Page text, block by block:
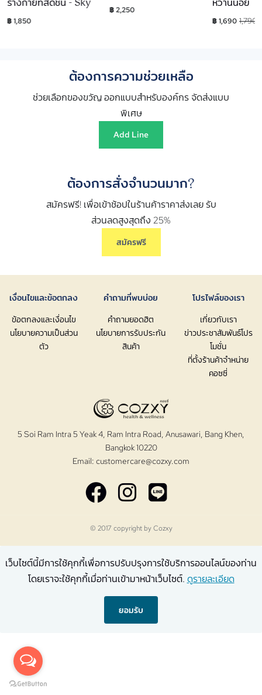
฿ 1,850
฿ 2,250
฿ 1,690 1,790
ต้องการความช่วยเหลือ
ช่วยเลือกของขวัญ ออกแบบสำหรับองค์กร จัดส่งแบบ
พิเศษ
Add Line
ต้องการสั่งจำนวนมาก?
สมัครฟรี! เพื่อเข้าช้อปในร้านค้าราคาส่งเลย รับ
ส่วนลดสูงสุดถึง 25%
สมัครฟรี
เงื่อนไขและข้อตกลง
ข้อตกลงและเงื่อนไข
นโยบายความเป็นส่วน
ตัว
คำถามที่พบบ่อย
คำถามยอดฮิต
นโยบายการรับประกัน
สินค้า
โปรไฟล์ของเรา
เกี่ยวกับเรา
ข่าวประชาสัมพันธ์โปร
โมชั่น
ที่ตั้งร้านค้าจำหน่าย
คอซซี่
5 Soi Ram Intra 5 Yeak 4, Ram Intra Road, Anusawari, Bang Khen,
Bangkok 10220
Email: customercare@cozxy.com
© 2017 copyright byCozxy
เว็บไซต์นี้มีการใช้คุกกี้เพื่อการปรับปรุงการใช้บริการออนไลน์ของท่าน
โดยเราจะใช้คุกกี้เมื่อท่านเข้ามาหน้าเว็บไซต์. ดูรายละเอียด
ยอมรับ